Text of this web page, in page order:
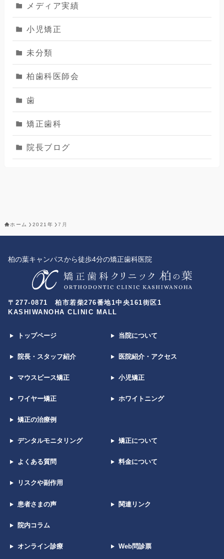
メディア実績
小児矯正
未分類
柏歯科医師会
歯
矯正歯科
院長ブログ
ホーム 2021年 7月
柏の葉キャンパスから徒歩4分の矯正歯科医院
〒277-0871 柏市若柴276番地1中央161街区1
KASHIWANOHA CLINIC MALL
トップページ 当院について
院長・スタッフ紹介 医院紹介・アクセス
マウスピース矯正 小児矯正
ワイヤー矯正 ホワイトニング
矯正の治療例
デンタルモニタリング 矯正について
よくある質問 料金について
リスクや副作用
患者さまの声 関連リンク
院内コラム
オンライン診療 Web問診票